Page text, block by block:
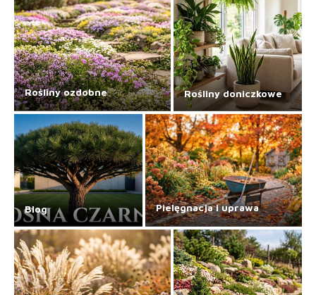
Rośliny ozdobne Rośliny doniczkowe
Blog Pielęgnacja i uprawa